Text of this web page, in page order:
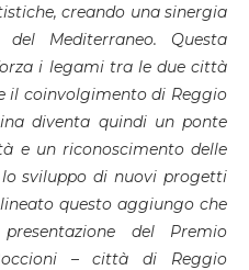
creando una sinergia
Mediterraneo. Questa
i legami tra le due città
il coinvolgimento di Reggio
diventa quindi un ponte
e un riconoscimento delle
sviluppo di nuovi progetti
questo aggiungo che
del Premio
– città di Reggio